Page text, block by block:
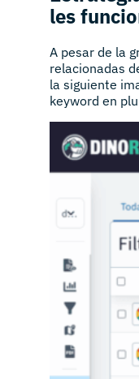
les
A pesar de la
relacionadas
la siguiente
keyword en